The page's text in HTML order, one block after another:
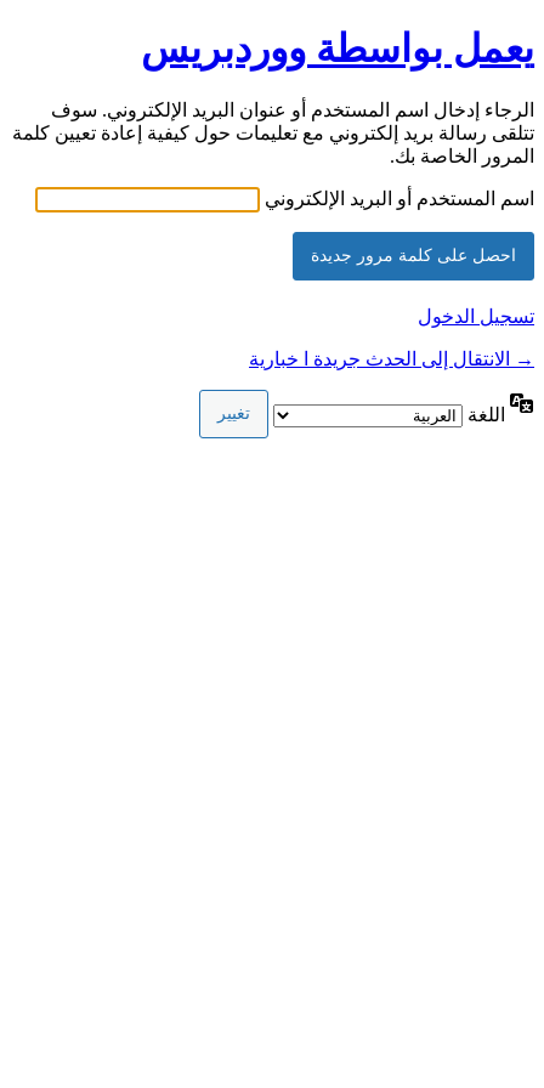
يعمل بواسطة ووردبريس
الرجاء إدخال اسم المستخدم أو عنوان البريد الإلكتروني. سوف
تتلقى رسالة بريد إلكتروني مع تعليمات حول كيفية إعادة تعيين كلمة
المرور الخاصة بك.
اسم المستخدم أو البريد الإلكتروني
تسجيل الدخول
→ الانتقال إلى الحدث جريدة ا خبارية
اللغة